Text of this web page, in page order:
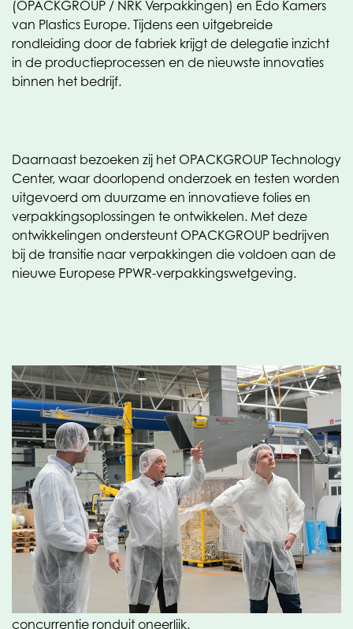
(OPACKGROUP / NRK Verpakkingen) en Edo Kamers
van Plastics Europe. Tijdens een uitgebreide
rondleiding door de fabriek krijgt de delegatie inzicht
in de productieprocessen en de nieuwste innovaties
binnen het bedrijf.
Daarnaast bezoeken zij het OPACKGROUP Technology
Center, waar doorlopend onderzoek en testen worden
uitgevoerd om duurzame en innovatieve folies en
verpakkingsoplossingen te ontwikkelen. Met deze
ontwikkelingen ondersteunt OPACKGROUP bedrijven
bij de transitie naar verpakkingen die voldoen aan de
nieuwe Europese PPWR-verpakkingswetgeving.
Een sector onder druk
De Nederlandse kunststofindustrie verkeert in zwaar
weer. Hoge energieprijzen, strenge klimaatdoelen en
agressieve concurrentie uit Azië leiden tot krimp en
verliezen — juist ook in de circulaire markt. Daar komt
bij dat het gelijke speelveld ontbreekt: buitenlandse
aanbieders, met name uit Azië, worden nauwelijks
gecontroleerd op naleving van Europese normen. Het
gebrek aan handhaving op de import maakt de
concurrentie ronduit oneerlijk.